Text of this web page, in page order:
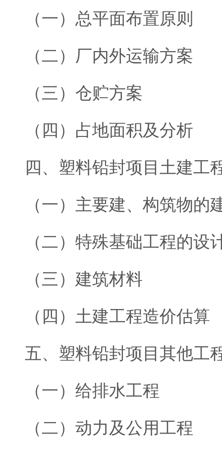
（一）总平面布置原则
（二）厂内外运输方案
（三）仓贮方案
（四）占地面积及分析
四、塑料铅封项目土建工
（一）主要建、构筑物的
（二）特殊基础工程的设
（三）建筑材料
（四）土建工程造价估算
五、塑料铅封项目其他工
（一）给排水工程
（二）动力及公用工程